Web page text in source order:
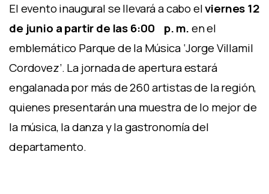
El evento inaugural se llevará a cabo elviernes 12
de junio a partir de las 6:00 p. m.en el
emblemático Parque de la Música ‘Jorge Villamil
Cordovez’. La jornada de apertura estará
engalanada por más de 260 artistas de la región,
quienes presentarán una muestra de lo mejor de
la música, la danza y la gastronomía del
departamento.